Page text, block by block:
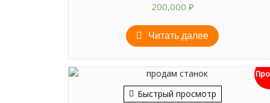
200,000 ₽
Читать далее
Быстрый просмотр